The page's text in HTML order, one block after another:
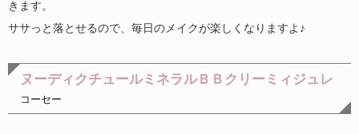
きます。
ササっと落とせるので、毎日のメイクが楽しくなりますよ♪
ヌーディクチュールミネラルＢＢクリーミィジュレ
コーセー